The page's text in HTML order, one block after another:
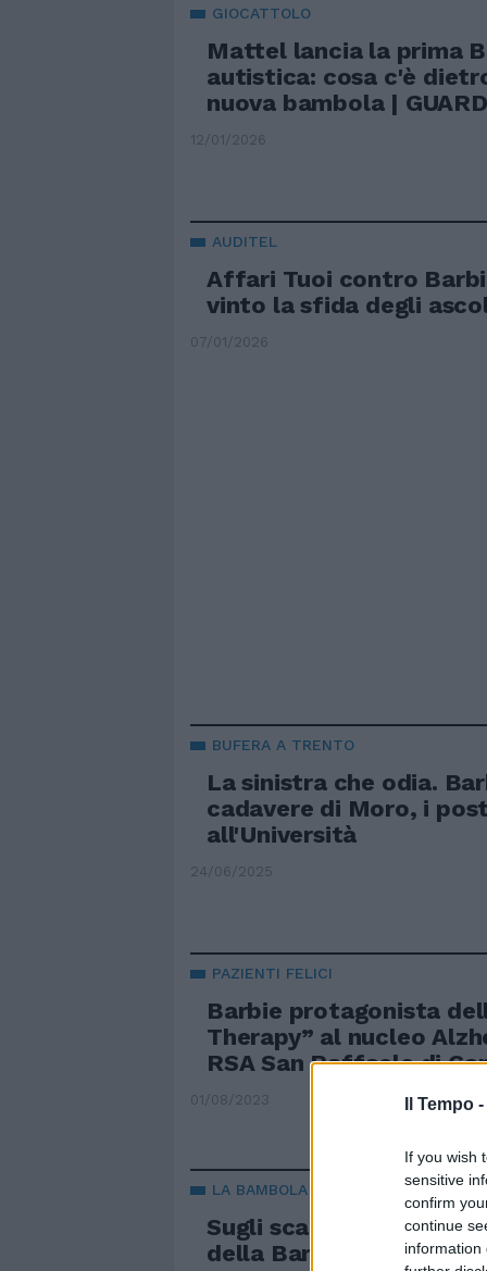
Il Tempo -
If you wish
sensitive
confirm
continue
information
GIOCATTOLO
Mattel lancia la prima
autistica: cosa c'è
nuova bambola |
12/01/2026
AUDITEL
Affari Tuoi contro
vinto la sfida degli
07/01/2026
BUFERA A TRENTO
La sinistra che odia.
cadavere di Moro, i
all'Università
24/06/2025
PAZIENTI FELICI
Barbie protagonista
Therapy” al nucleo
RSA San Raffaele di
01/08/2023
LA BAMBOLA
Sugli scaffali arriva la
della Barbie